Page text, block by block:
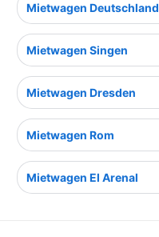
Mietwagen Deutschland
Mietwagen Singen
Mietwagen Dresden
Mietwagen Rom
Mietwagen El Arenal